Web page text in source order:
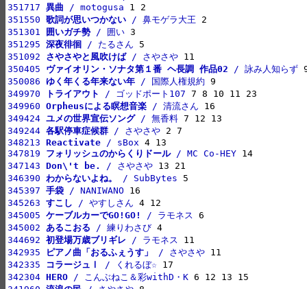
351717 異曲 / motogusa
351550 歌詞が思いつかない / 鼻モゲラ大王
351301
囲いガチ勢 / 囲い
351295 深夜徘徊 / たるさん
351092 さやさやと風吹けば / さやさや
350405 ヴァイオリン・ソナタ第１番 ヘ長調 作品02 / 詠み人知らず
350086 ゆく年くる年来ない年 / 国際人権規約
349970
トライアウト / ゴッドポート107
349960 Orpheusによる瞑想音楽 / 清流さん
349424 ユメの世界宣伝ソング / 無香料
349244 各駅停車症候群 / さやさや
348213 Reactivate / sBox
347819 フォリッシュのからくりドール / MC Co-HEY
347143 Don\'t be. / さやさや
346390 わからないよね。 / SubBytes
345397 手袋 / NANIWANO
345263 すこし / やすしさん
345005 ケーブルカーでGO!GO! / ラモネス
345002 あるこおる / 練りわさび
344692 初登場万歳ブリギレ / ラモネス
342935
ピアノ曲「おるふぇうす」 / さやさや
342335
コラージュⅠ / くれるぼ☆
342304 HERO / こんぶねこ＆彩withD・K